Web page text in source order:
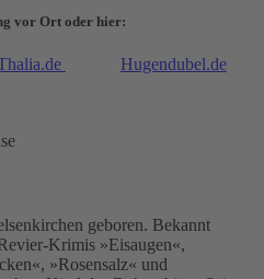
vor Ort oder hier:
Hugendubel.de
geboren. Bekannt
Krimis »Eisaugen«,
»Rosensalz« und